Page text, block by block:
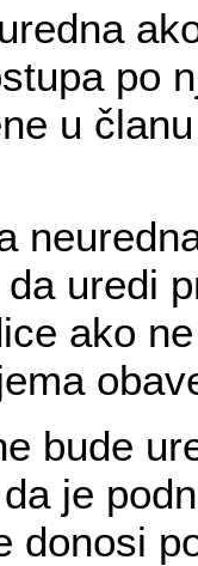
po
u
uredi
ako
bude
je
donosi